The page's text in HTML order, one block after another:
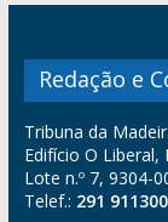
Redação e
Tribuna da
Edifício O Liberal,
Lote n.º 7, 9304-
Telef.: 291 911300